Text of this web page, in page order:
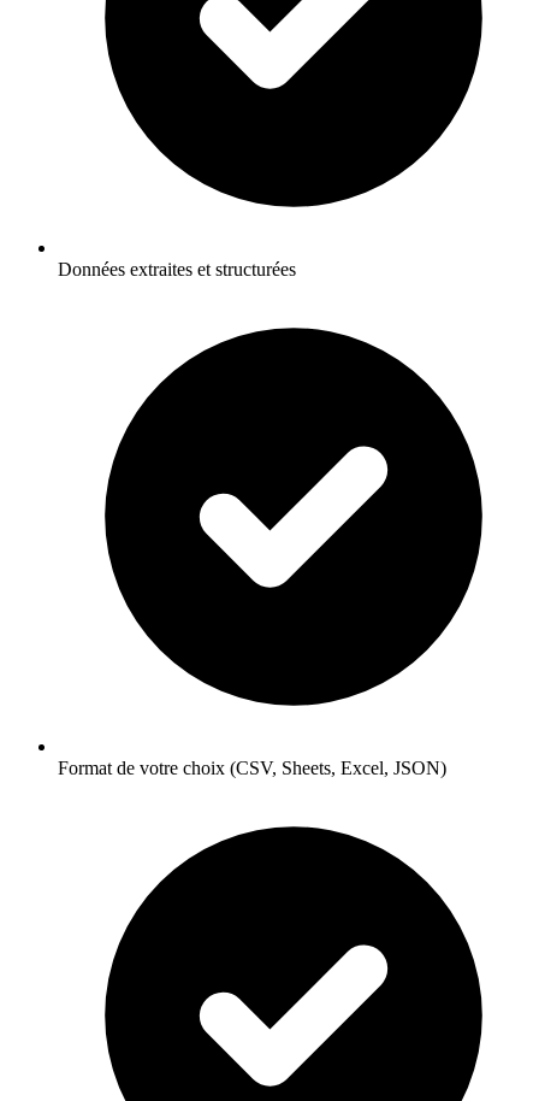
Données extraites et structurées
Format de votre choix (CSV, Sheets, Excel, JSON)